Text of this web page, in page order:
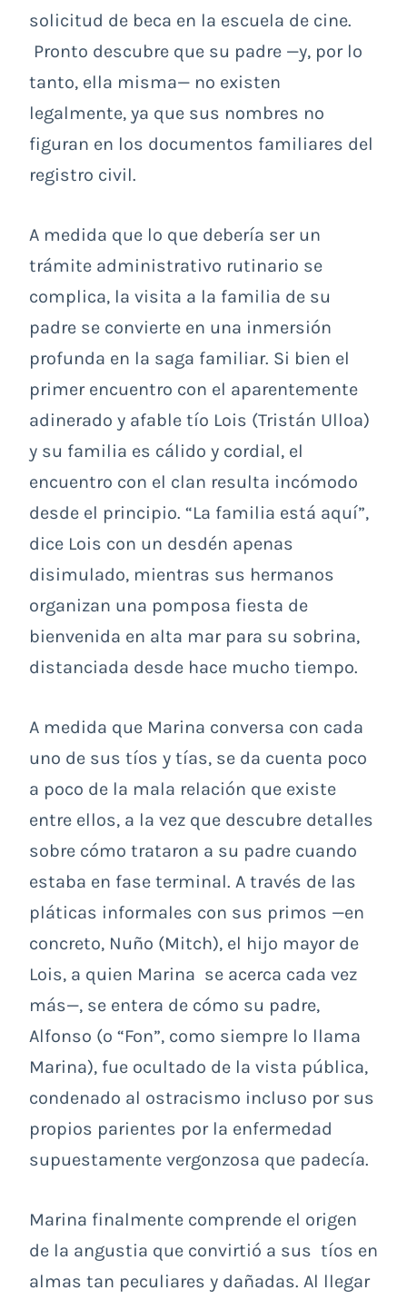
solicitud de beca en la escuela de cine.
Pronto descubre que su padre —y, por lo
tanto, ella misma— no existen
legalmente, ya que sus nombres no
figuran en los documentos familiares del
registro civil.
A medida que lo que debería ser un
trámite administrativo rutinario se
complica, la visita a la familia de su
padre se convierte en una inmersión
profunda en la saga familiar. Si bien el
primer encuentro con el aparentemente
adinerado y afable tío Lois (Tristán Ulloa)
y su familia es cálido y cordial, el
encuentro con el clan resulta incómodo
desde el principio. “La familia está aquí”,
dice Lois con un desdén apenas
disimulado, mientras sus hermanos
organizan una pomposa fiesta de
bienvenida en alta mar para su sobrina,
distanciada desde hace mucho tiempo.
A medida que Marina conversa con cada
uno de sus tíos y tías, se da cuenta poco
a poco de la mala relación que existe
entre ellos, a la vez que descubre detalles
sobre cómo trataron a su padre cuando
estaba en fase terminal. A través de las
pláticas informales con sus primos —en
concreto, Nuño (Mitch), el hijo mayor de
Lois, a quien Marina se acerca cada vez
más—, se entera de cómo su padre,
Alfonso (o “Fon”, como siempre lo llama
Marina), fue ocultado de la vista pública,
condenado al ostracismo incluso por sus
propios parientes por la enfermedad
supuestamente vergonzosa que padecía.
Marina finalmente comprende el origen
de la angustia que convirtió a sus tíos en
almas tan peculiares y dañadas. Al llegar